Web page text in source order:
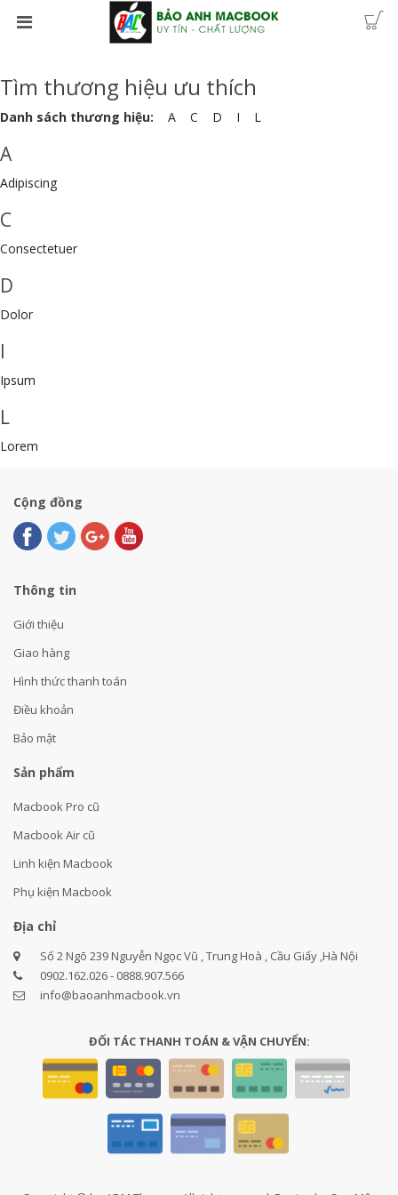
Tìm thương hiệu ưu thích
Danh sách thương hiệu: A C D I L
A
Adipiscing
C
Consectetuer
D
Dolor
I
Ipsum
L
Lorem
Cộng đồng
Thông tin
Giới thiệu
Giao hàng
Hình thức thanh toán
Điều khoản
Bảo mật
Sản phẩm
Macbook Pro cũ
Macbook Air cũ
Linh kiện Macbook
Phụ kiện Macbook
Địa chỉ
Số 2 Ngõ 239 Nguyễn Ngọc Vũ , Trung Hoà , Cầu Giấy ,Hà Nội
0902.162.026 - 0888.907.566
info@baoanhmacbook.vn
ĐỐI TÁC THANH TOÁN & VẬN CHUYỂN: